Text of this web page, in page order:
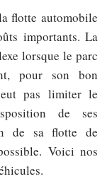
flotte automobile
importants. La
lorsque le parc
pour son bon
pas limiter le
de ses
de sa flotte de
Voici nos